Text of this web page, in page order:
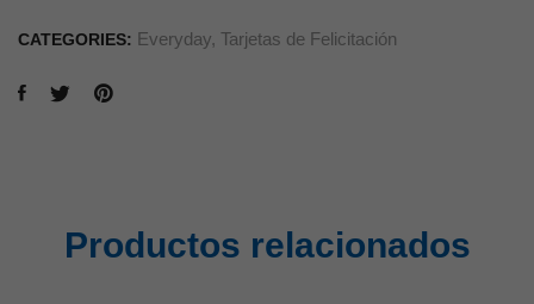
CATEGORIES: Everyday, Tarjetas de Felicitación
Productos relacionados